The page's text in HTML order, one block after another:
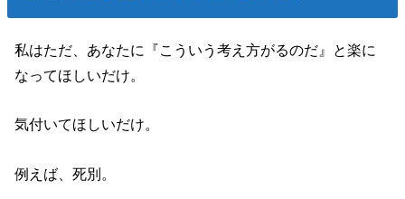
私はただ、あなたに『こういう考え方がるのだ』と楽に
なってほしいだけ。
気付いてほしいだけ。
例えば、死別。